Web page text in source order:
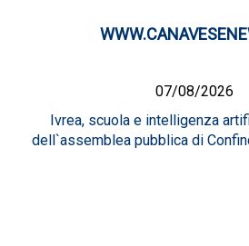
07/08/2026
Ivrea, scuola e intelligenza
dell`assemblea pubblica di